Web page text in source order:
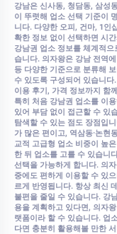
강남은 신사동, 청담동, 삼성
이 뚜렷해 업소 선택 기준이
니다. 다양한 오피, 건마, 1인
확한 정보 없이 선택하면 시
강남권 업소 정보를 체계적
습니다. 의자왕은 강남 전역
등 다양한 기준으로 분류해
수 있도록 구성되어 있습니
이용 후기, 가격 정보까지 함
특히 처음 강남권 업소를 이
있어 부담 없이 접근할 수 있
탐색할 수 있는 점도 장점입
가 많은 편이고, 역삼동·논현
교적 고급형 업소 비중이 높
한 뒤 업소를 고를 수 있습니
선택을 가능하게 합니다. 의
중에도 편하게 이용할 수 있
르게 반영됩니다. 항상 최신
불편을 줄일 수 있습니다. 강
용을 계획하고 있다면, 의자
랫폼이라 할 수 있습니다. 업
다면 충분히 활용해볼 만한